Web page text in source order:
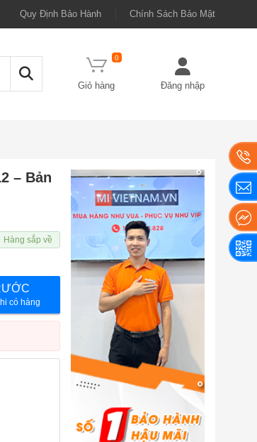
Quy Định Bảo Hành Chính Sách Bảo Mật
Giỏ hàng
0
Đăng nhập
– Bản
Hàng sắp về
có hàng